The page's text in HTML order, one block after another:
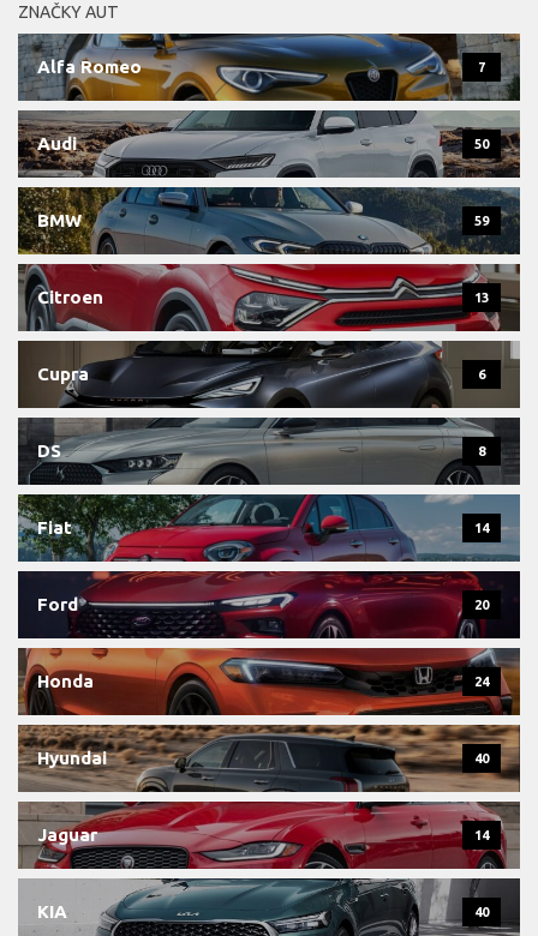
ZNAČKY AUT
Alfa Romeo 7
Audi 50
BMW 59
Citroen 13
Cupra 6
DS 8
Fiat 14
Ford 20
Honda 24
Hyundai 40
Jaguar 14
KIA 40